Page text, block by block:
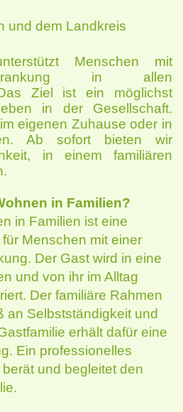
und dem Landkreis
Menschen mit
in allen
Ziel ist ein möglichst
in der Gesellschaft.
eigenen Zuhause oder in
Ab sofort bieten wir
in einem familiären
in Familien?
in Familien ist eine
Menschen mit einer
Der Gast wird in eine
und von ihr im Alltag
Der familiäre Rahmen
an Selbstständigkeit und
erhält dafür eine
Ein professionelles
und begleitet den